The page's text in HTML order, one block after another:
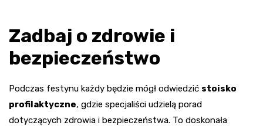
Zadbaj o zdrowie i
bezpieczeństwo
Podczas festynu każdy będzie mógł odwiedzić stoisko
profilaktyczne, gdzie specjaliści udzielą porad
dotyczących zdrowia i bezpieczeństwa. To doskonała